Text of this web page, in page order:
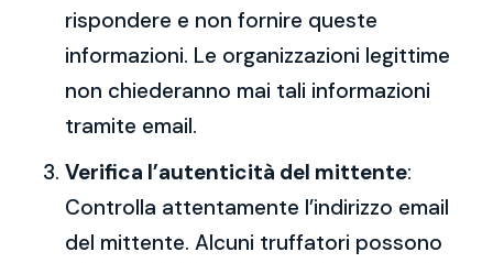
rispondere e non fornire queste
informazioni. Le organizzazioni legittime
non chiederanno mai tali informazioni
tramite email.
Verifica l’autenticità del mittente:
Controlla attentamente l’indirizzo email
del mittente. Alcuni truffatori possono